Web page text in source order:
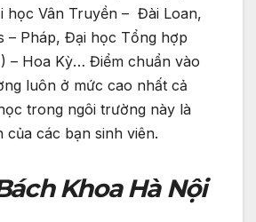
học Vân Truyền – Đài Loan,
– Pháp, Đại học Tổng hợp
– Hoa Kỳ… Điểm chuẩn vào
luôn ở mức cao nhất cả
trong ngôi trường này là
của các bạn sinh viên.
Khoa Hà Nội